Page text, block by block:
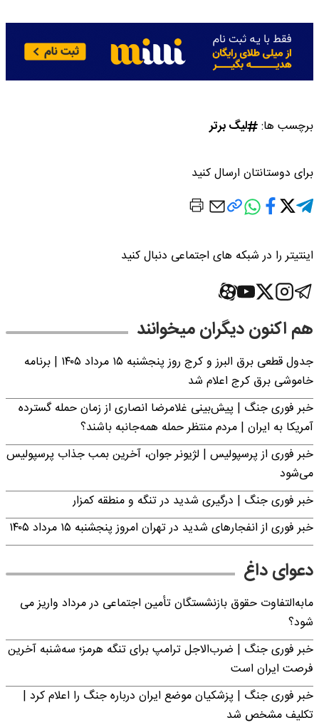
برچسب ها: لیگ برتر
برای دوستانتان ارسال کنید
اینتیتر را در شبکه های اجتماعی دنبال کنید
هم اکنون دیگران میخوانند
جدول قطعی برق البرز و کرج روز پنجشنبه ۱۵ مرداد ۱۴۰۵ | برنامه
خاموشی برق کرج اعلام شد
خبر فوری جنگ | پیش‌بینی غلامرضا انصاری از زمان حمله گسترده
آمریکا به ایران | مردم منتظر حمله همه‌جانبه باشند؟
خبر فوری از پرسپولیس | لژیونر جوان، آخرین بمب جذاب پرسپولیس
می‌شود
خبر فوری جنگ | درگیری شدید در تنگه و منطقه کمزار
خبر فوری از انفجارهای شدید در تهران امروز پنجشنبه ۱۵ مرداد ۱۴۰۵
دعوای داغ
مابه‌التفاوت حقوق بازنشستگان تأمین اجتماعی در مرداد واریز می
شود؟
خبر فوری جنگ | ضرب‌الاجل ترامپ برای تنگه هرمز؛ سه‌شنبه آخرین
فرصت ایران است
خبر فوری جنگ | پزشکیان موضع ایران درباره جنگ را اعلام کرد |
تکلیف مشخص شد